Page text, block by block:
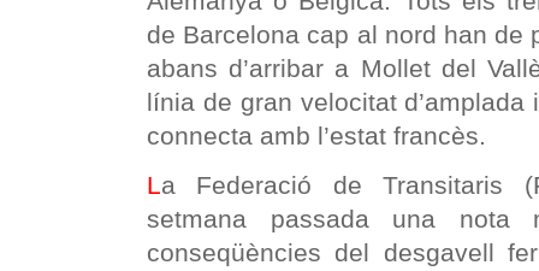
de Barcelona cap al nord han de
abans d’arribar a Mollet del
línia de gran velocitat
connecta amb l’estat francès.
La Federació de Transitaris
setmana passada una nota
conseqüències del desgavell